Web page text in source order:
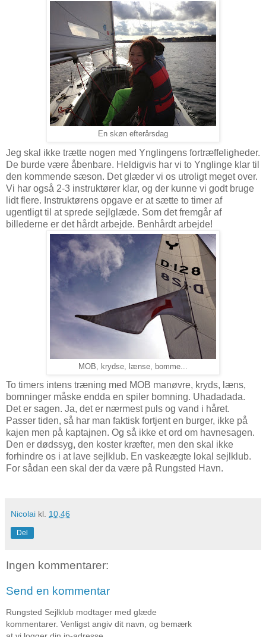
En skøn efterårsdag
Jeg skal ikke trætte nogen med Ynglingens fortræffeligheder.
De burde være åbenbare. Heldigvis har vi to Ynglinge klar til
den kommende sæson. Det glæder vi os utroligt meget over.
Vi har også 2-3 instruktører klar, og der kunne vi godt bruge
lidt flere. Instruktørens opgave er at sætte to timer af
ugentligt til at sprede sejlglæde. Som det fremgår af
billederne er det hårdt arbejde. Benhårdt arbejde!
MOB, krydse, lænse, bomme...
To timers intens træning med MOB manøvre, kryds, læns,
bomninger måske endda en spiler bomning. Uhadadada.
Det er sagen. Ja, det er nærmest puls og vand i håret.
Passer tiden, så har man faktisk fortjent en burger, ikke på
kajen men på kaptajnen. Og så ikke et ord om havnesagen.
Den er dødssyg, den koster kræfter, men den skal ikke
forhindre os i at lave sejlklub. En vaskeægte lokal sejlklub.
For sådan een skal der da være på Rungsted Havn.
Nicolai kl. 10.46
Del
Ingen kommentarer:
Send en kommentar
Rungsted Sejlklub modtager med glæde
kommentarer. Venligst angiv dit navn, og bemærk